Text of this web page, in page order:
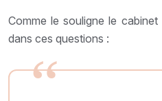
Comme le souligne le
dans ces questions :